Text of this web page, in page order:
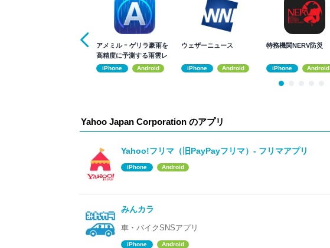
アメミル ｰ ゲリラ豪雨を
高精度に予測する雨雲レ
ーダー
iPhone Android
ウェザーニュース
iPhone Android
特務機関NERV防災
iPhone Android
Yahoo Japan Corporation のアプリ
Yahoo!フリマ（旧PayPayフリマ）- フリマアプリ
iPhone Android
みんカラ
車・バイクSNSアプリ
iPhone Android